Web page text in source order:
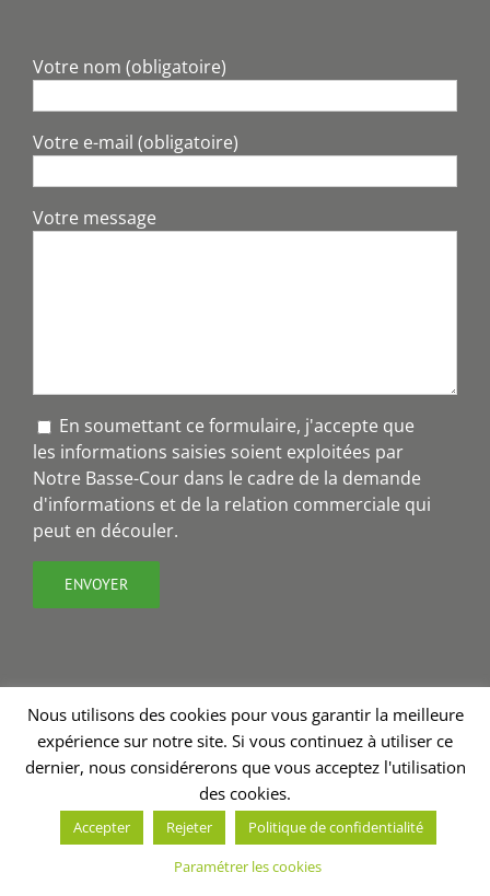
Votre nom (obligatoire)
Votre e-mail (obligatoire)
Votre message
En soumettant ce formulaire, j'accepte que
les informations saisies soient exploitées par
Notre Basse-Cour dans le cadre de la demande
d'informations et de la relation commerciale qui
peut en découler.
Copyright 2018 - Notre Basse-Cour® | Création site internet
| Graphisme Valérie Burel
| Stratégie de
communication - rédactionAnnabelle Nevoux
Facebook
Nous utilisons des cookies pour vous garantir la meilleure
expérience sur notre site. Si vous continuez à utiliser ce
dernier, nous considérerons que vous acceptez l'utilisation
des cookies.
Accepter Rejeter
Politique de confidentialité
Paramétrer les cookies